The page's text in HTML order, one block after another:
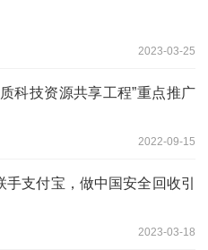
2023-03-25
科技资源共享工程”重点推广
2022-09-15
支付宝，做中国安全回收引
2023-03-18